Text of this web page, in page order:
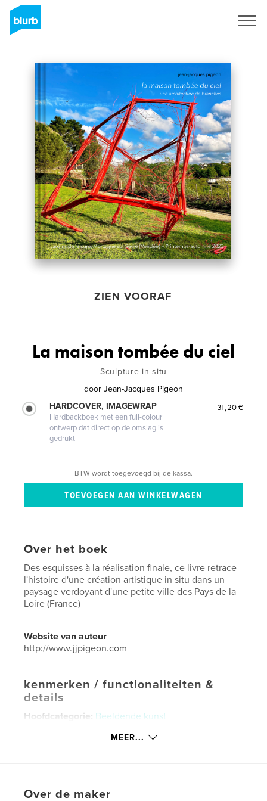
ZIEN VOORAF
La maison tombée du ciel
Sculpture in situ
door Jean-Jacques Pigeon
HARDCOVER, IMAGEWRAP
Hardbackboek met een full-colour
ontwerp dat direct op de omslag is
gedrukt
31,20 €
BTW wordt toegevoegd bij de kassa.
Over het boek
Des esquisses à la réalisation finale, ce livre retrace
l'histoire d'une création artistique in situ dans un
paysage verdoyant d'une petite ville des Pays de la
Loire (France)
Website van auteur
http://www.jjpigeon.com
kenmerken / functionaliteiten &
details
Hoofdcategorie: Beeldende kunst
Aanvullende categorieën Architectuur
MEER...
Over de maker